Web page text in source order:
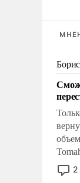
США
лет.
2